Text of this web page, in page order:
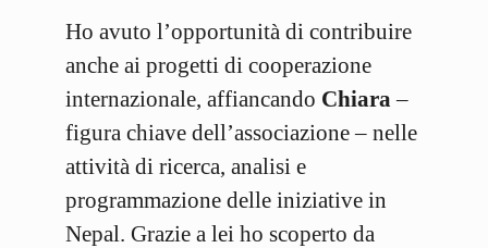
Ho avuto l’opportunità di contribuire
anche ai progetti di cooperazione
internazionale, affiancando Chiara–
figura chiave dell’associazione – nelle
attività di ricerca, analisi e
programmazione delle iniziative in
Nepal. Grazie a lei ho scoperto da